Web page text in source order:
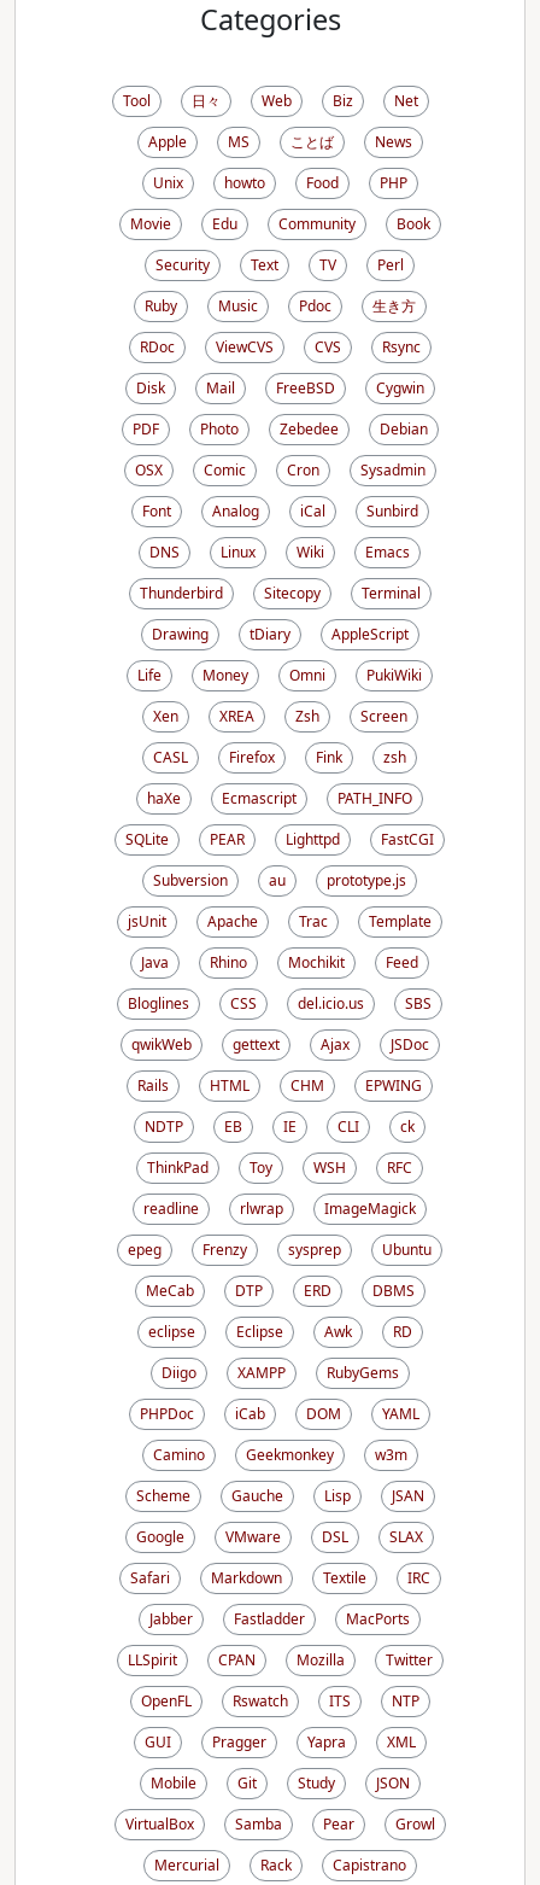
Categories
Tool 日々 Web Biz
Net
Apple
MS ことば
News
Unix
howto Food
PHP
Movie
Edu Community
Book
Security
Text TV
Perl
Ruby
Music Pdoc
生き方
RDoc
ViewCVS CVS
Rsync
Disk
Mail FreeBSD
Cygwin
PDF
Photo Zebedee
Debian
OSX
Comic Cron
Sysadmin
Font
Analog iCal
Sunbird
DNS
Linux Wiki
Emacs
Thunderbird
Sitecopy
Terminal
Drawing
tDiary
AppleScript
Life
Money Omni
PukiWiki
Xen
XREA Zsh
Screen
CASL
Firefox Fink
zsh
haXe
Ecmascript
PATH_INFO
SQLite
PEAR Lighttpd
FastCGI
Subversion
au
prototype.js
jsUnit
Apache Trac
Template
Java
Rhino Mochikit
Feed
Bloglines
CSS del.icio.us
SBS
qwikWeb
gettext Ajax
JSDoc
Rails
HTML CHM
EPWING
NDTP
EB IE CLI
ck
ThinkPad
Toy WSH
RFC
readline
rlwrap
ImageMagick
epeg
Frenzy sysprep
Ubuntu
MeCab
DTP ERD
DBMS
eclipse
Eclipse Awk
RD
Diigo
XAMPP
RubyGems
PHPDoc
iCab DOM
YAML
Camino
Geekmonkey
w3m
Scheme
Gauche Lisp
JSAN
Google
VMware DSL
SLAX
Safari
Markdown Textile
IRC
Jabber
Fastladder
MacPorts
LLSpirit
CPAN Mozilla
Twitter
OpenFL
Rswatch ITS
NTP
GUI
Pragger Yapra
XML
Mobile
Git Study
JSON
VirtualBox
Samba Pear
Growl
Mercurial
Rack
Capistrano